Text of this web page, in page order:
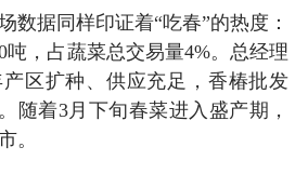
数据同样印证着“吃春”的热度：
吨，占蔬菜总交易量4%。总经理
区扩种、供应充足，香椿批发
随着3月下旬春菜进入盛产期，
。